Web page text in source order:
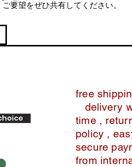
要望をぜひ共有してください。
free
delivery
time ,
policy ,
secure
from